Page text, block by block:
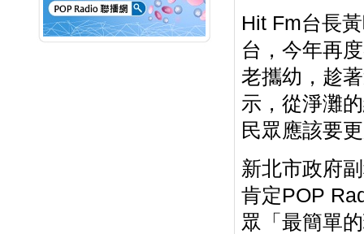
Hit Fm台長
台，今年再
老攜幼，趁
示，從淨灘
民眾應該要
新北市政府
肯定POP
眾「最簡單